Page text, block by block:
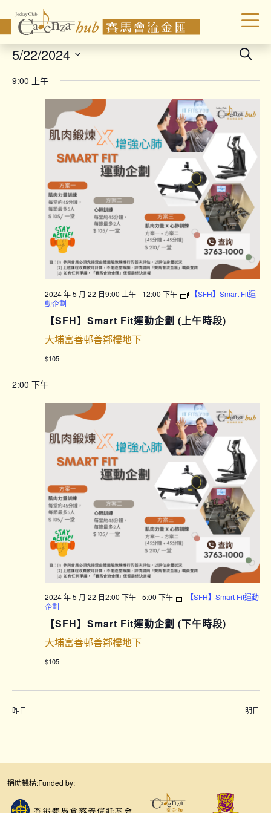
Search
5/22/2024
date.
9:00 上午
2024 年 5 月 22 日9:00 上午- 12:00 下午
【SFH】Smart Fit運
動企劃
【SFH】Smart Fit運動企劃 (上午時段)
大埔富善邨善鄰樓地下
$105
2:00 下午
2024 年 5 月 22 日2:00 下午-5:00 下午
【SFH】Smart Fit運動
企劃
【SFH】Smart Fit運動企劃 (下午時段)
大埔富善邨善鄰樓地下
$105
昨日 明日
捐助機構:Funded by: